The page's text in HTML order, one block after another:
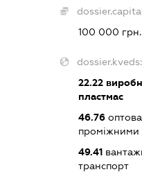
100 000 грн.
dossier.kveds:
22.22
пластмас
46.76
проміжними
49.41
транспорт